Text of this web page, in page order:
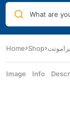
What are
Home Shop
Image Info